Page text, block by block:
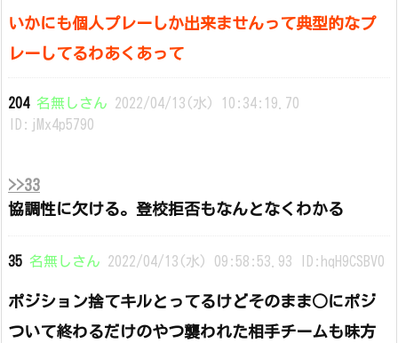
いかにも個人プレーしか出来ませんって典型的なプ
レーしてるわあくあって
204 名無しさん 2022/04/13(水) 10:34:19.70
ID:jMx4p5790
>>33
協調性に欠ける。登校拒否もなんとなくわかる
35 名無しさん 2022/04/13(水) 09:58:53.93 ID:hqH9CSBV0
ポジション捨てキルとってるけどそのまま○にポジ
ついて終わるだけのやつ襲われた相手チームも味方